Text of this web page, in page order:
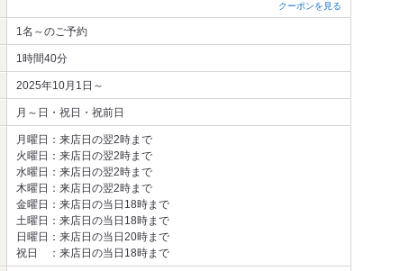
クーポンを見る
1名～のご予約
1時間40分
2025年10月1日～
月～日・祝日・祝前日
月曜日：来店日の翌2時まで
火曜日：来店日の翌2時まで
水曜日：来店日の翌2時まで
木曜日：来店日の翌2時まで
金曜日：来店日の当日18時まで
土曜日：来店日の当日18時まで
日曜日：来店日の当日20時まで
祝日 ：来店日の当日18時まで